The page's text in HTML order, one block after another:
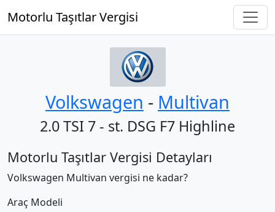
Motorlu Taşıtlar Vergisi
Volkswagen ‐ Multivan
2.0 TSI 7 - st. DSG F7 Highline
Motorlu Taşıtlar Vergisi Detayları
Volkswagen Multivan vergisi ne kadar?
Araç Modeli